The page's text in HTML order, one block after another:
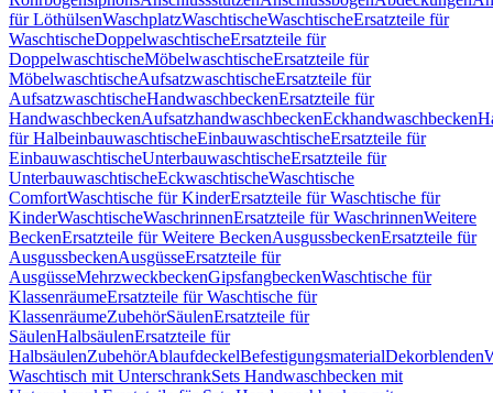
für LöthülsenWaschplatzWaschtischeWaschtischeErsatzteile für
WaschtischeDoppelwaschtischeErsatzteile für
DoppelwaschtischeMöbelwaschtischeErsatzteile für
MöbelwaschtischeAufsatzwaschtischeErsatzteile für
AufsatzwaschtischeHandwaschbeckenErsatzteile für
HandwaschbeckenAufsatzhandwaschbeckenEckhandwaschbecken
für HalbeinbauwaschtischeEinbauwaschtischeErsatzteile für
EinbauwaschtischeUnterbauwaschtischeErsatzteile für
UnterbauwaschtischeEckwaschtischeWaschtische
ComfortWaschtische für KinderErsatzteile für Waschtische für
KinderWaschtischeWaschrinnenErsatzteile für WaschrinnenWeitere
BeckenErsatzteile für Weitere BeckenAusgussbeckenErsatzteile für
AusgussbeckenAusgüsseErsatzteile für
AusgüsseMehrzweckbeckenGipsfangbeckenWaschtische für
KlassenräumeErsatzteile für Waschtische für
KlassenräumeZubehörSäulenErsatzteile für
SäulenHalbsäulenErsatzteile für
HalbsäulenZubehörAblaufdeckelBefestigungsmaterialDekorblenden
Waschtisch mit UnterschrankSets Handwaschbecken mit